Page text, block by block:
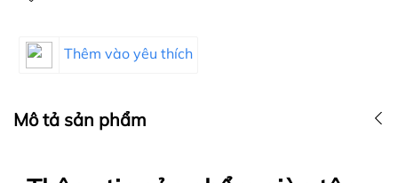
Thêm vào yêu thích
Mô tả sản phẩm